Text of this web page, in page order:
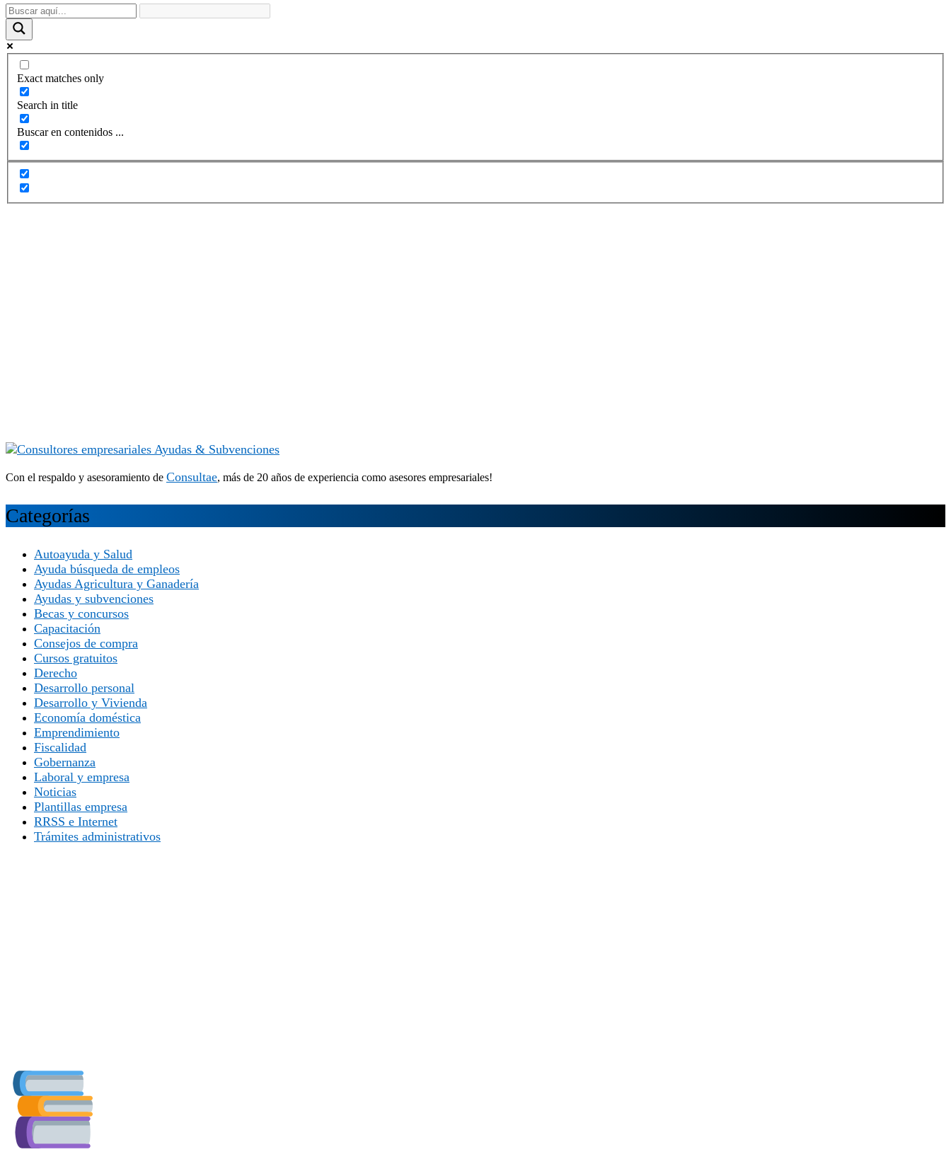
Exact matches only
Search in title
Buscar en contenidos ...
Con el respaldo y asesoramiento de Consultae, más de 20 años de experiencia como asesores empresariales!
Categorías
Autoayuda y Salud
Ayuda búsqueda de empleos
Ayudas Agricultura y Ganadería
Ayudas y subvenciones
Becas y concursos
Capacitación
Consejos de compra
Cursos gratuitos
Derecho
Desarrollo personal
Desarrollo y Vivienda
Economía doméstica
Emprendimiento
Fiscalidad
Gobernanza
Laboral y empresa
Noticias
Plantillas empresa
RRSS e Internet
Trámites administrativos